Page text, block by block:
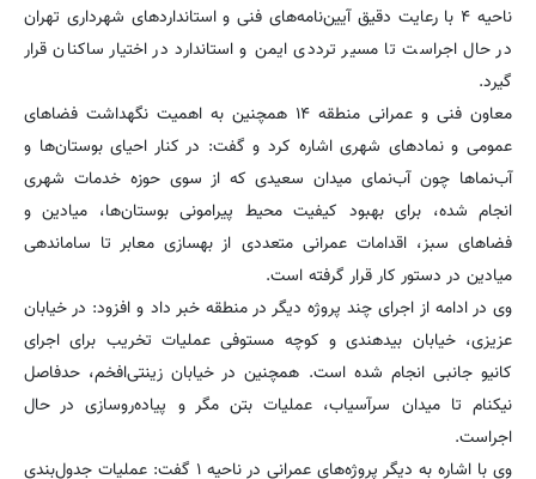
ناحیه ۴ با رعایت دقیق آیین‌نامه‌های فنی و استانداردهای شهرداری تهران
در حال اجراست تا مسیر ترددی ایمن و استاندارد در اختیار ساکنان قرار
گیرد.
معاون فنی و عمرانی منطقه ۱۴ همچنین به اهمیت نگهداشت فضاهای
عمومی و نمادهای شهری اشاره کرد و گفت: در کنار احیای بوستان‌ها و
آب‌نماها چون آب‌نمای میدان سعیدی که از سوی حوزه خدمات شهری
انجام شده، برای بهبود کیفیت محیط پیرامونی بوستان‌ها، میادین و
فضاهای سبز، اقدامات عمرانی متعددی از بهسازی معابر تا ساماندهی
میادین در دستور کار قرار گرفته است.
وی در ادامه از اجرای چند پروژه دیگر در منطقه خبر داد و افزود: در خیابان
عزیزی، خیابان بیدهندی و کوچه مستوفی عملیات تخریب برای اجرای
کانیو جانبی انجام شده است. همچنین در خیابان زینتی‌افخم، حدفاصل
نیکنام تا میدان سرآسیاب، عملیات بتن مگر و پیاده‌روسازی در حال
اجراست.
وی با اشاره به دیگر پروژه‌های عمرانی در ناحیه ۱ گفت: عملیات جدول‌بندی